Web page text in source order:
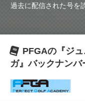
過去に配信された号を
PFGAの『ジ
ガ』バックナンバ